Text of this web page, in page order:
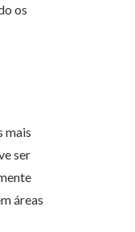
os
mais
ser
áreas